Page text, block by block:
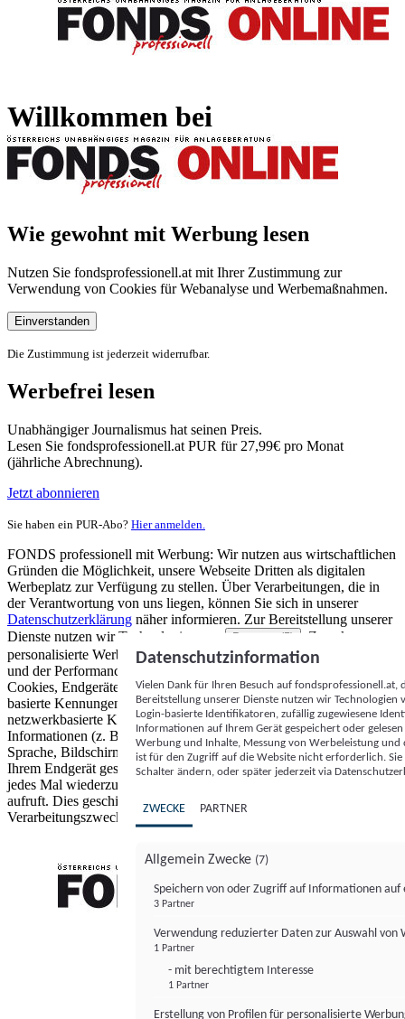
Willkommen bei
Wie gewohnt mit Werbung lesen
Nutzen Sie fondsprofessionell.at mit Ihrer Zustimmung zur
Verwendung von Cookies für Webanalyse und Werbemaßnahmen.
Einverstanden
Die Zustimmung ist jederzeit widerrufbar.
Werbefrei lesen
Unabhängiger Journalismus hat seinen Preis.
Lesen Sie fondsprofessionell.at PUR für 27,99€ pro Monat
(jährliche Abrechnung).
Jetzt abonnieren
Sie haben ein PUR-Abo? Hier anmelden.
FONDS professionell mit Werbung: Wir nutzen aus wirtschaftlichen
Gründen die Möglichkeit, unsere Webseite Dritten als digitalen
Werbeplatz zur Verfügung zu stellen. Über Verarbeitungen, die in
der Verantwortung von uns liegen, können Sie sich in unserer
Datenschutzerklärung näher informieren. Zur Bereitstellung unserer
Dienste nutzen wir Technologien von
Partnern (5)
. Zwecke:
personalisierte Werbung und Inhalte, Messung von Werbeleistung
und der Performance von Inhalten sowie Zielgruppenforschung.
Cookies, Endgeräte- oder ähnliche Online-Kennungen (z. B. login-
basierte Kennungen, zufällig generierte Kennungen,
netzwerkbasierte Kennungen) können zusammen mit anderen
Informationen (z. B. Browsertyp und Browserinformationen,
Sprache, Bildschirmgröße, unterstützte Technologien usw.) auf
Ihrem Endgerät gespeichert oder von dort ausgelesen werden, um es
jedes Mal wiederzuerkennen, wenn es eine App oder einer Webseite
aufruft. Dies geschieht für einen oder mehrere der hier aufgeführten
Verarbeitungszwecke.
Datenschutzinformation
Vielen Dank für Ihren Besuch auf
Bereitstellung unserer Dienste nutzen wir Technologien
Login-basierte Identifikatoren, zufällig zugewiesene
Informationen auf Ihrem Gerät gespeichert oder
Werbung und Inhalte, Messung von Werbeleistung
ist für den Zugriff auf die Website nicht erforderlich.
Schalter ändern, oder später jederzeit via
ZWECKE PARTNER
Allgemein Zwecke (7)
Speichern von oder Zugriff auf Informationen auf
3 Partner
Verwendung reduzierter Daten zur Auswahl von
1 Partner
- mit berechtigtem Interesse
1 Partner
Erstellung von Profilen für personalisierte
FONDS professionell